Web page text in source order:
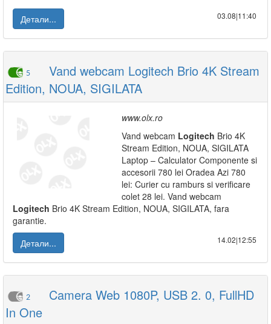
Детали...
03.08|11:40
5
Vand webcam Logitech Brio 4K Stream
Edition, NOUA, SIGILATA
www.olx.ro
Vand webcam Logitech Brio 4K
Stream Edition, NOUA, SIGILATA
Laptop – Calculator Componente si
accesorii 780 lei Oradea Azi 780
lei: Curier cu ramburs si verificare
colet 28 lei. Vand webcam
Logitech Brio 4K Stream Edition, NOUA, SIGILATA, fara
garantie.
Детали...
14.02|12:55
2
Camera Web 1080P, USB 2. 0, FullHD
In One